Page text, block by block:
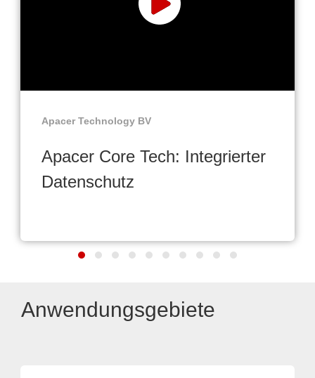
Apacer Technology BV
Apacer Core Tech: Integrierter
Datenschutz
Anwendungsgebiete